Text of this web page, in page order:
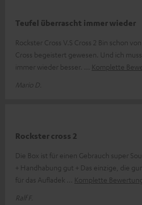
Teufel überrascht immer wieder
Rockster Cross V.S Cross 2 Bin schon
Cross begeistert gewesen. Und ich
immer wieder besser.
Komplette
Mario D.
Rockster cross 2
Die Box ist für einen Gebrauch super
+ Handhabung gut + Das einzige, die
für das Aufladek
Komplette
Ralf F.